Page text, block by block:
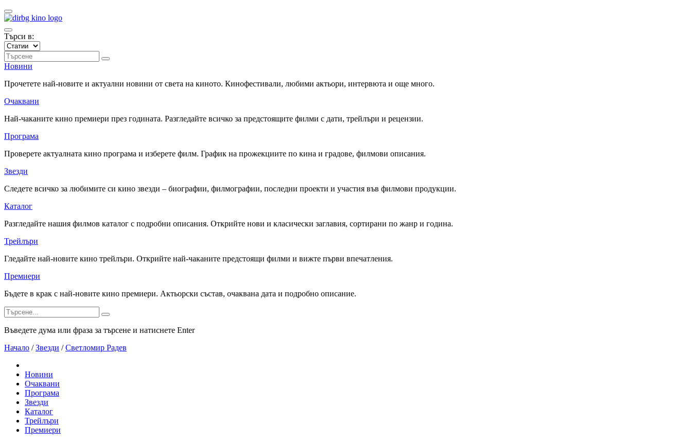
Търси в:
Новини
Прочетете най-новите и актуални новини от света на киното. Кинофестивали, любими актьори, интервюта и още много.
Очаквани
Най-чаканите кино премиери през годината. Разгледайте всичко за предстоящите филми с дати, трейлъри и рецензии.
Програма
Проверете актуалната кино програма и изберете филм. График на прожекциите по кина и градове, филмови описания.
Звезди
Следете всичко за любимите си кино звезди – биографии, филмографии, последни проекти и участия във филмови продукции.
Каталог
Разгледайте нашия филмов каталог с подробни описания. Открийте нови и класически заглавия, сортирани по жанр и година.
Трейлъри
Гледайте най-новите кино трейлъри. Открийте най-чаканите предстоящи филми и вижте първи впечатления.
Премиери
Бъдете в крак с най-новите кино премиери. Актьорски състав, очаквана дата и подробно описание.
Въведете дума или фраза за търсене и натиснете Enter
Начало / Звезди / Светломир Радев
Новини
Очаквани
Програма
Звезди
Каталог
Трейлъри
Премиери